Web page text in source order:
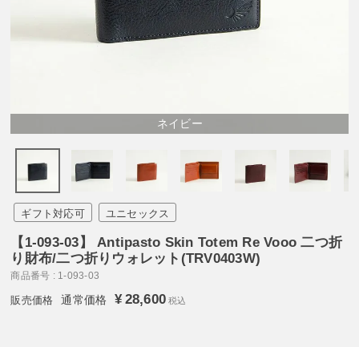
検索する
ネイビー
ギフト対応可 ユニセックス
【1-093-03】 Antipasto Skin Totem Re Vooo 二つ折
り財布/二つ折りウォレット(TRV0403W)
商品番号 1-093-03
通常価格 ¥28,600 税込